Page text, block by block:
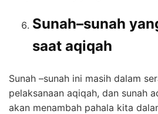
Sunah–sunah
saat aqiqah
Sunah –sunah ini masih dalam
pelaksanaan aqiqah, dan sunah
akan menambah pahala kita